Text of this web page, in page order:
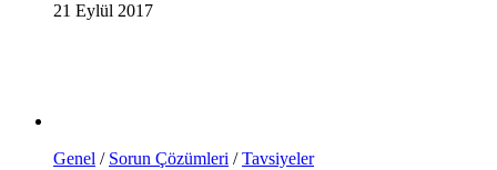
21 Eylül 2017
Genel / Sorun Çözümleri /Tavsiyeler